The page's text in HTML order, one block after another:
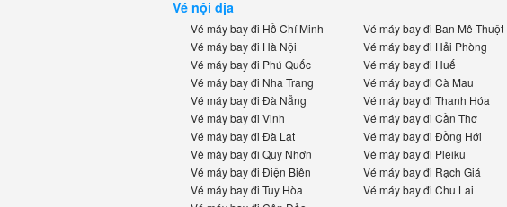
Vé nội địa
Vé máy bay đi Hồ Chí Minh
Vé máy bay đi Hà Nội
Vé máy bay đi Phú Quốc
Vé máy bay đi Nha Trang
Vé máy bay đi Đà Nẵng
Vé máy bay đi Vinh
Vé máy bay đi Đà Lạt
Vé máy bay đi Quy Nhơn
Vé máy bay đi Điện Biên
Vé máy bay đi Tuy Hòa
Vé máy bay đi Ban Mê Thuột
Vé máy bay đi Hải Phòng
Vé máy bay đi Huế
Vé máy bay đi Cà Mau
Vé máy bay đi Thanh Hóa
Vé máy bay đi Cần Thơ
Vé máy bay đi Đồng Hới
Vé máy bay đi Pleiku
Vé máy bay đi Rạch Giá
Vé máy bay đi Chu Lai